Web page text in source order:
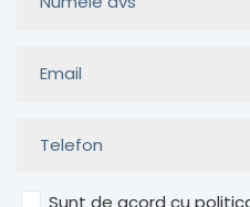
Sunt de acord cu